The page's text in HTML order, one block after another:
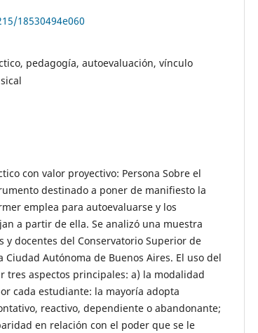
18530494e060
pedagogía, autoevaluación, vínculo
con valor proyectivo: Persona Sobre el
destinado a poner de manifiesto la
emplea para autoevaluarse y los
a partir de ella. Se analizó una muestra
y docentes del Conservatorio Superior de
Ciudad Autónoma de Buenos Aires. El uso del
tres aspectos principales: a) la modalidad
cada estudiante: la mayoría adopta
reactivo, dependiente o abandonante;
en relación con el poder que se le